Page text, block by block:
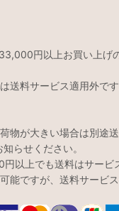
円以上お買い上げ
料サービス適用外です
物が大きい場合は別途
らせください。
以上でも送料はサービ
能ですが、送料サービス